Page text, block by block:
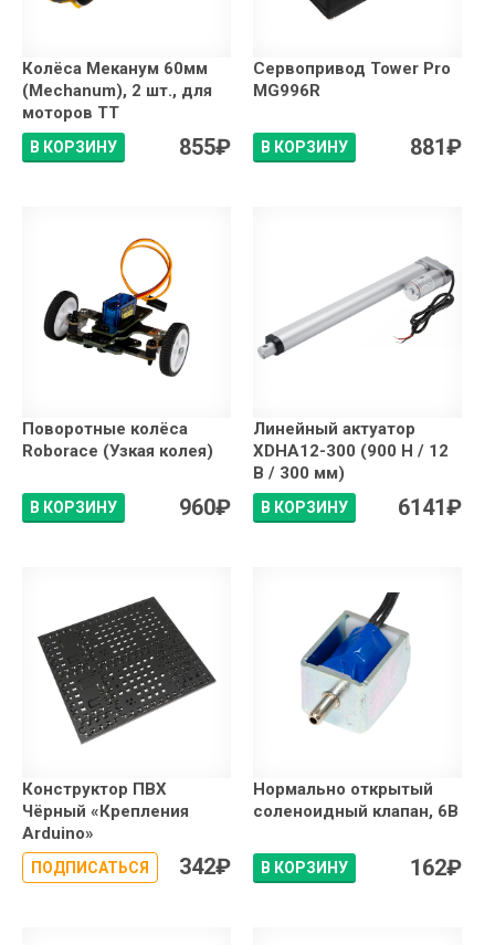
Колёса Меканум 60мм
(Mechanum), 2 шт., для
моторов ТТ
В КОРЗИНУ 855₽
Сервопривод Tower Pro
MG996R
В КОРЗИНУ 881₽
Поворотные колёса
Roborace (Узкая колея)
В КОРЗИНУ 960₽
Линейный актуатор
XDHA12-300 (900 Н / 12
В / 300 мм)
В КОРЗИНУ 6141₽
Конструктор ПВХ
Чёрный «Крепления
Arduino»
ПОДПИСАТЬСЯ 342₽
Нормально открытый
соленоидный клапан, 6В
В КОРЗИНУ 162₽